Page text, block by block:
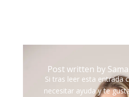
Post written by
Si tras leer esta entrada
necesitar ayuda y te